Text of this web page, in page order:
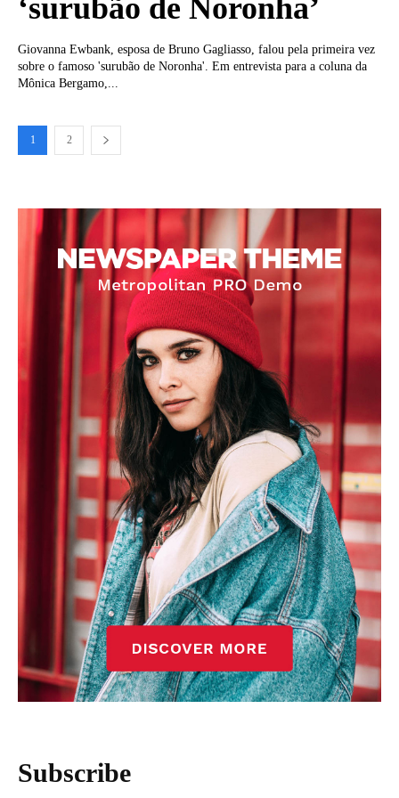
‘surubão de Noronha’
Giovanna Ewbank, esposa de Bruno Gagliasso, falou pela primeira vez
sobre o famoso 'surubão de Noronha'. Em entrevista para a coluna da
Mônica Bergamo,...
1 2
Subscribe